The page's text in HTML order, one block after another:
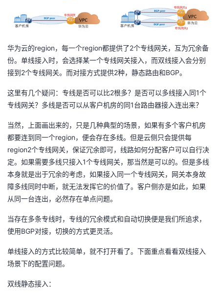
程
认
证
的
实
验
我
的
收
藏
支
持
声
建
议
华为云的region ，每一个region都提供了2个专线网关，互为冗余备
份。单线接入时，会选择某一个专线网关接入，而双线接入会分别
接到 2个专线网关。而对接方式提供2种，静态路由和 BGP。
这里有几个疑问：专线是否可以比2根多？是否可以多线接入同 1个
专线网关？多线是否可以从客户机房的同 1 台路由器接入连出来？
当然，上面画出来的，只是几种典型的场景，如果有多个客户机房
都要连到同一个region ，便会存在多线。但是云侧只会提供每
region2个专线网关，保证冗余即可，线路如何分配客户可以自行决
定。如果需要多线只接入1个专线网关，那当然是可以的。但是多线
本身就是出于冗余的考虑，如果接入同一个专线网关，网关本身故
障多线同时中断，就无法发挥它的价值了。客户侧亦是如此，如果
从同一台连出，必然存在单点问题。
当存在多条专线时，专线的冗余模式和自动切换便是我们所追求，
使用 BGP对接，切换的方式更灵活。
单线接入的方式比较简单，就不打开看了。下面重点看看双线接入
场景下的配置问题。
双线静态接入：